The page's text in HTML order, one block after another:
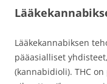
Lääkekannabiksen
pääasialliset
(kannabidioli). THC